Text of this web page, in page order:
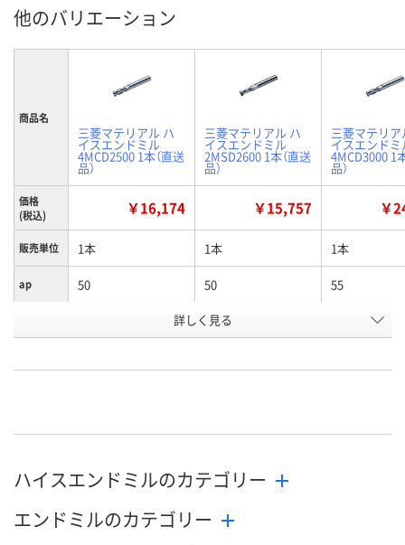
他のバリエーション
商品名
三菱マテリアル ハ
イスエンドミル
4MCD2500 1本（直送
品）
三菱マテリアル ハ
イスエンドミル
2MSD2600 1本（直送
品）
三菱マテリア
イスエンドミ
4MCD3000 1
品）
価格
(税込)
￥16,174 ￥15,757 ￥
販売単位 1本 1本 1本
ap 50 50 55
25
在庫 直送品 直送品 直送品
お届け日 8月21日（金）まで 8月21日（金）まで
数量 数量
詳しく見る
ハイスエンドミルのカテゴリー
エンドミルのカテゴリー